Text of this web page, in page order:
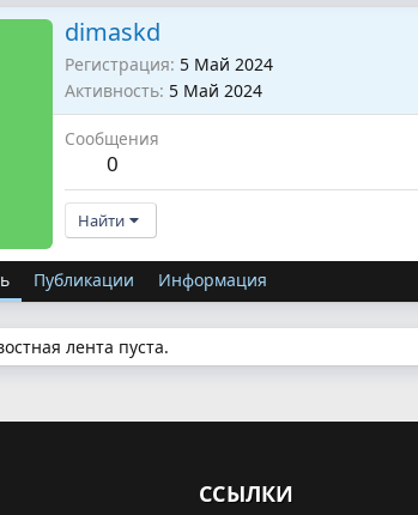
dimaskd
Регистрация 5 Май 2024
Активность 5 Май 2024
Сообщения
0
Найти
Публикации Информация
лента пуста.
ССЫЛКИ